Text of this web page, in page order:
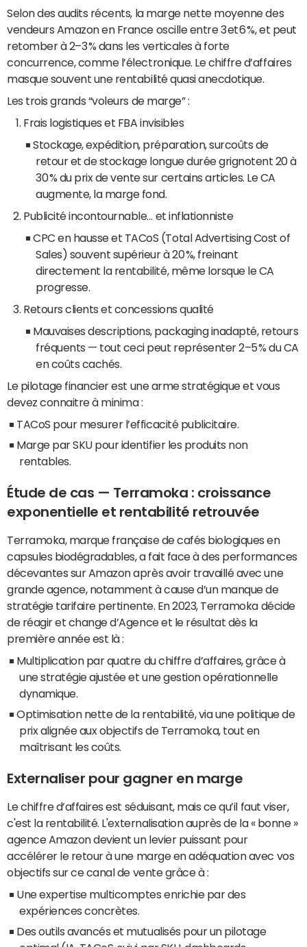
Selon des audits récents, la marge nette moyenne des
vendeurs Amazon en France oscille entre 3 et 6 %, et peut
retomber à 2–3 % dans les verticales à forte
concurrence, comme l’électronique. Le chiffre d’affaires
masque souvent une rentabilité quasi anecdotique.
Les trois grands “voleurs de marge” :
Frais logistiques et FBA invisibles
Stockage, expédition, préparation, surcoûts de
retour et de stockage longue durée grignotent 20 à
30 % du prix de vente sur certains articles. Le CA
augmente, la marge fond.
Publicité incontournable… et inflationniste
CPC en hausse et TACoS (Total Advertising Cost of
Sales) souvent supérieur à 20 %, freinant
directement la rentabilité, même lorsque le CA
progresse.
Retours clients et concessions qualité
Mauvaises descriptions, packaging inadapté, retours
fréquents — tout ceci peut représenter 2–5 % du CA
en coûts cachés.
Le pilotage financier est une arme stratégique et vous
devez connaitre à minima :
TACoS pour mesurer l’efficacité publicitaire.
Marge par SKU pour identifier les produits non
rentables.
Étude de cas — Terramoka : croissance
exponentielle et rentabilité retrouvée
Terramoka, marque française de cafés biologiques en
capsules biodégradables, a fait face à des performances
décevantes sur Amazon après avoir travaillé avec une
grande agence, notamment à cause d’un manque de
stratégie tarifaire pertinente. En 2023, Terramoka décide
de réagir et change d’Agence et le résultat dès la
première année est là :
Multiplication par quatre du chiffre d’affaires, grâce à
une stratégie ajustée et une gestion opérationnelle
dynamique.
Optimisation nette de la rentabilité, via une politique de
prix alignée aux objectifs de Terramoka, tout en
maîtrisant les coûts.
Externaliser pour gagner en marge
Le chiffre d’affaires est séduisant, mais ce qu’il faut viser,
c'est la rentabilité. L'externalisation auprès de la « bonne »
agence Amazon devient un levier puissant pour
accélérer le retour à une marge en adéquation avec vos
objectifs sur ce canal de vente grâce à :
Une expertise multicomptes enrichie par des
expériences concrètes.
Des outils avancés et mutualisés pour un pilotage